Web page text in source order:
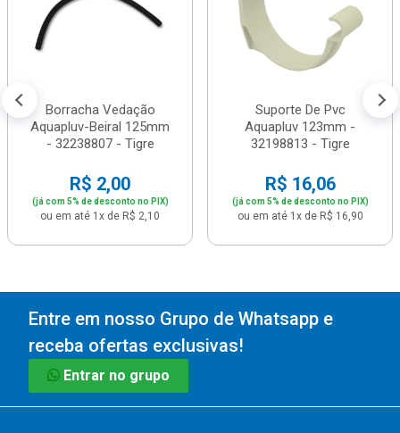
Borracha Vedação
Aquapluv-Beiral 125mm
- 32238807 - Tigre
R$ 2,00
(já com 5% de desconto no PIX)
ou em até 1x de R$ 2,10
Suporte De Pvc
Aquapluv 123mm -
32198813 - Tigre
R$ 16,06
(já com 5% de desconto no PIX)
ou em até 1x de R$ 16,90
Entre em nosso Grupo de Whatsapp e
receba ofertas exclusivas!
Entrar no grupo